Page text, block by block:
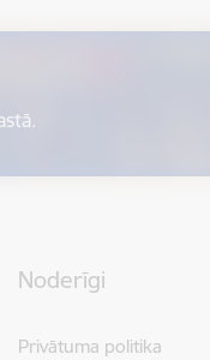
Noderīgi
Privātuma politika